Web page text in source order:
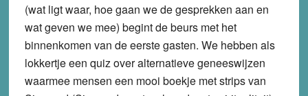
(wat ligt waar, hoe gaan we de gesprekken aan en
wat geven we mee) begint de beurs met het
binnenkomen van de eerste gasten. We hebben als
lokkertje een quiz over alternatieve geneeswijzen
waarmee mensen een mooi boekje met strips van